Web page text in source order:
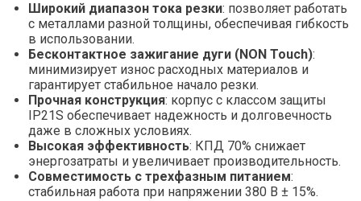
Широкий диапазон тока резки: позволяет работать
с металлами разной толщины, обеспечивая гибкость
в использовании.
Бесконтактное зажигание дуги (NON Touch):
минимизирует износ расходных материалов и
гарантирует стабильное начало резки.
Прочная конструкция: корпус с классом защиты
IP21S обеспечивает надежность и долговечность
даже в сложных условиях.
Высокая эффективность: КПД 70% снижает
энергозатраты и увеличивает производительность.
Совместимость с трехфазным питанием:
стабильная работа при напряжении 380 В ± 15%.